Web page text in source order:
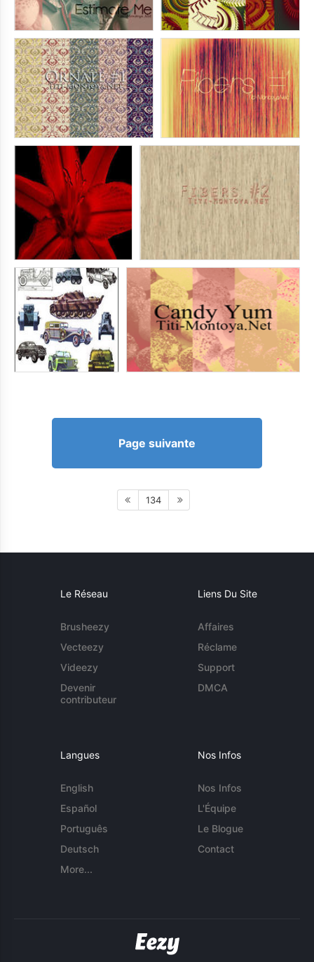
Page suivante
134
Le Réseau
Brusheezy
Vecteezy
Videezy
Devenir
contributeur
Liens Du Site
Affaires
Réclame
Support
DMCA
Langues
English
Español
Português
Deutsch
More...
Nos Infos
Nos Infos
L'Équipe
Le Blogue
Contact